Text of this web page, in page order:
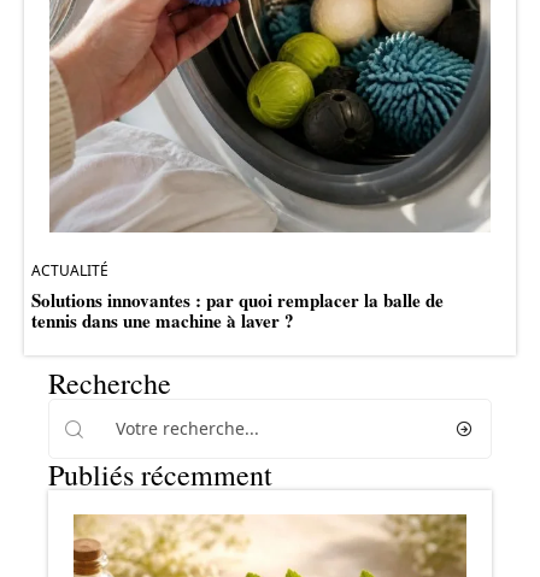
ACTUALITÉ
Solutions innovantes : par quoi remplacer la balle de
tennis dans une machine à laver ?
Recherche
Publiés récemment